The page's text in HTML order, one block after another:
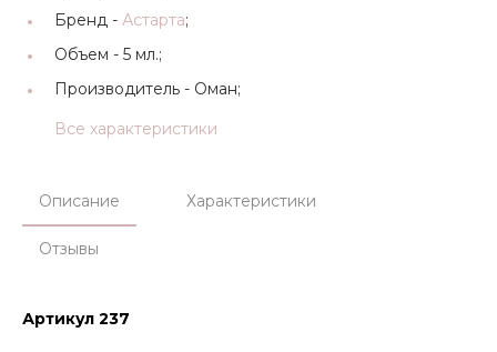
Бренд - Астарта;
Объем - 5 мл.;
Производитель - Оман;
Все характеристики
Описание Характеристики
Отзывы
Артикул 237